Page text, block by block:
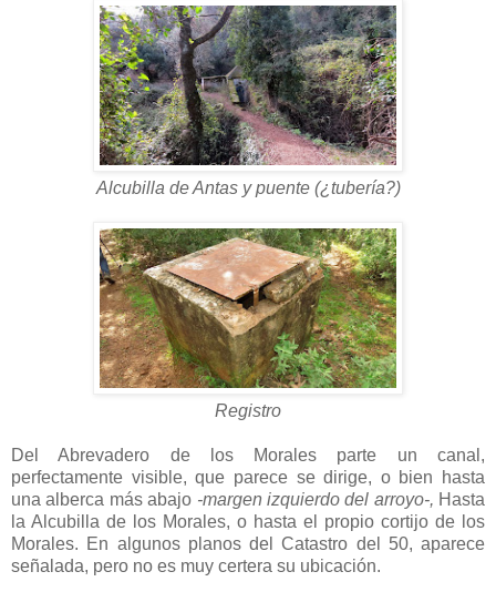
Alcubilla de Antas y puente (¿tubería?)
Registro
Del Abrevadero de los Morales parte un canal,
perfectamente visible, que parece se dirige, o bien hasta
una alberca más abajo -margen izquierdo del arroyo-, Hasta
la Alcubilla de los Morales, o hasta el propio cortijo de los
Morales. En algunos planos del Catastro del 50, aparece
señalada, pero no es muy certera su ubicación.